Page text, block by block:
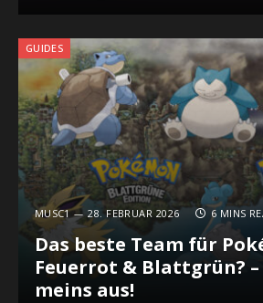
GUIDES
MUSC1 28. FEBRUAR 2026 6 MINS
Das beste Team für
Feuerrot & Blattgrün? –
meins aus!